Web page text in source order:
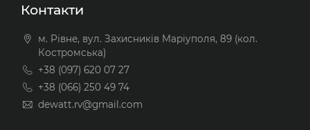
Контакти
м. Рівне, вул. Захисників Маріуполя, 89 (кол.
Костромська)
+38 (097) 620 07 27
+38 (066) 250 49 74
dewatt.rv@gmail.com